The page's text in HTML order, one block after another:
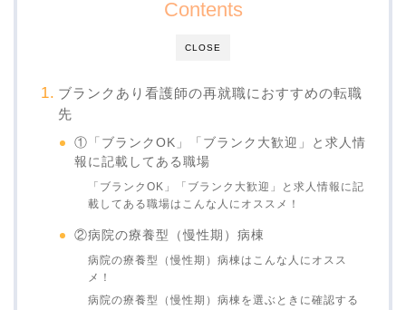
CLOSE
Contents
ブランクあり看護師の再就職におすすめの転職
先
①「ブランクOK」「ブランク大歓迎」と求人情
報に記載してある職場
「ブランクOK」「ブランク大歓迎」と求人情報に記
載してある職場はこんな人にオススメ！
②病院の療養型（慢性期）病棟
病院の療養型（慢性期）病棟はこんな人にオスス
メ！
病院の療養型（慢性期）病棟を選ぶときに確認する